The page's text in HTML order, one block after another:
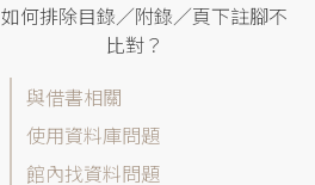
如何排除目錄／附錄／頁下註腳不
比對？
題
與借書相關
使用資料庫問題
館內找資料問題